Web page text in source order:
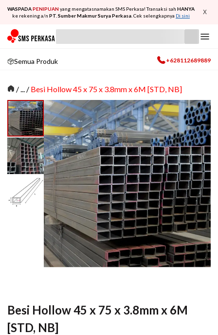
WASPADAPENIPUAN yang mengatasnamakan SMS Perkasa! Transaksi sah HANYA
ke rekening a/n PT. Sumber Makmur Surya Perkasa . Cek selengkapnya Di sini X
Semua Produk +628112689889
/... / Besi Hollow 45 x 75 x 3.8mm x 6M [STD, NB]
Besi Hollow 45 x 75 x 3.8mm x 6M
[STD, NB]